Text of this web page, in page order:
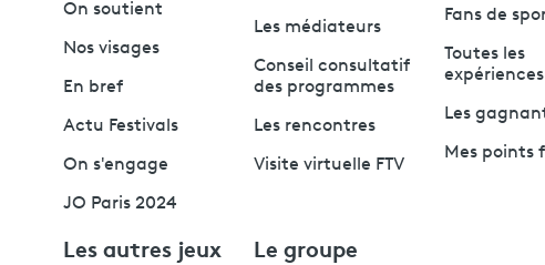
On soutient
Nos visages
En bref
Actu Festivals
On s'engage
JO Paris 2024
Les médiateurs
Conseil consultatif
des programmes
Les rencontres
Visite virtuelle FTV
Fans de
Toutes les
expériences
Les
Mes points
Les autres jeux Le groupe